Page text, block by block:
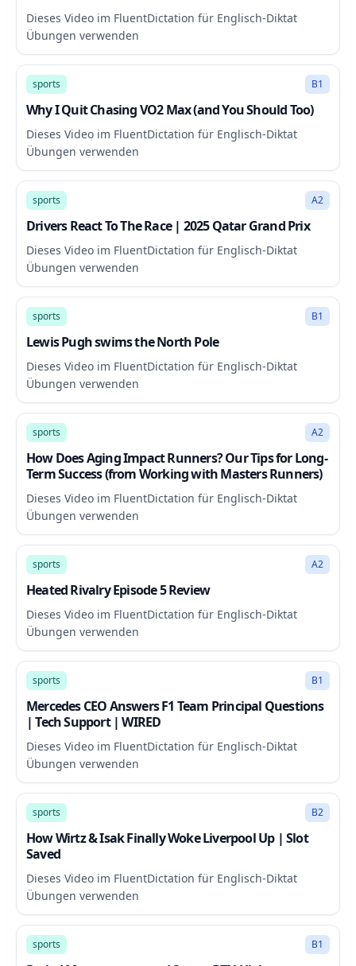
Dieses Video im FluentDictation für Englisch-Diktat
Übungen verwenden
9:19
sports B1
Why I Quit Chasing VO2 Max (and You Should Too)
Dieses Video im FluentDictation für Englisch-Diktat
Übungen verwenden
12:20
sports A2
Drivers React To The Race | 2025 Qatar Grand Prix
Dieses Video im FluentDictation für Englisch-Diktat
Übungen verwenden
20:54
sports B1
Lewis Pugh swims the North Pole
Dieses Video im FluentDictation für Englisch-Diktat
Übungen verwenden
59:10
sports A2
How Does Aging Impact Runners? Our Tips for Long-
Term Success (from Working with Masters Runners)
Dieses Video im FluentDictation für Englisch-Diktat
Übungen verwenden
81:07
sports A2
Heated Rivalry Episode 5 Review
Dieses Video im FluentDictation für Englisch-Diktat
Übungen verwenden
14:32
sports B1
Mercedes CEO Answers F1 Team Principal Questions
| Tech Support | WIRED
Dieses Video im FluentDictation für Englisch-Diktat
Übungen verwenden
8:48
sports B2
How Wirtz & Isak Finally Woke Liverpool Up | Slot
Saved
Dieses Video im FluentDictation für Englisch-Diktat
Übungen verwenden
8:31
sports B1